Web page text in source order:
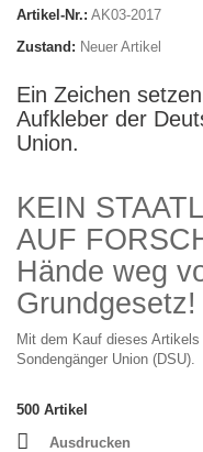
Artikel-Nr.: AK03-2017
Zustand: Neuer Artikel
Ein Zeichen
Aufkleber der
Union.
KEIN
AUF
Hände weg
Grundgesetz!
Mit dem Kauf dieses
Sondengänger Union (DSU).
500 Artikel
Ausdrucken